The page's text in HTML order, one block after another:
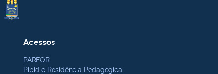
Acessos
PARFOR
Pibid e Residência Pedagógica